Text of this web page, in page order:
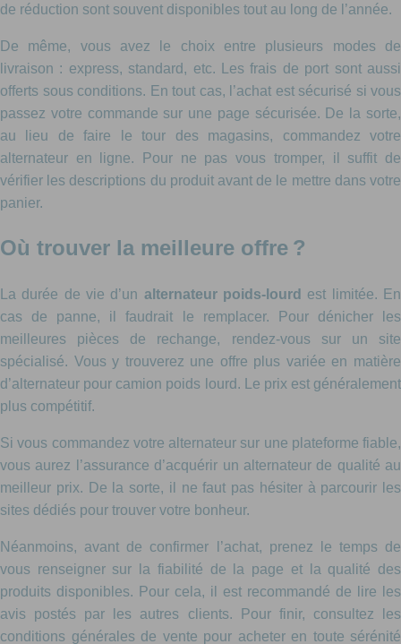
de réduction sont souvent disponibles tout au long de l’année.
De même, vous avez le choix entre plusieurs modes de
livraison : express, standard, etc. Les frais de port sont aussi
offerts sous conditions. En tout cas, l’achat est sécurisé si vous
passez votre commande sur une page sécurisée. De la sorte,
au lieu de faire le tour des magasins, commandez votre
alternateur en ligne. Pour ne pas vous tromper, il suffit de
vérifier les descriptions du produit avant de le mettre dans votre
panier.
Où trouver la meilleure offre ?
La durée de vie d’un alternateur poids-lourd
est limitée. En
cas de panne, il faudrait le remplacer. Pour dénicher les
meilleures pièces de rechange, rendez-vous sur un site
spécialisé. Vous y trouverez une offre plus variée en matière
d’alternateur pour camion poids lourd. Le prix est généralement
plus compétitif.
Si vous commandez votre alternateur sur une plateforme fiable,
vous aurez l’assurance d’acquérir un alternateur de qualité au
meilleur prix. De la sorte, il ne faut pas hésiter à parcourir les
sites dédiés pour trouver votre bonheur.
Néanmoins, avant de confirmer l’achat, prenez le temps de
vous renseigner sur la fiabilité de la page et la qualité des
produits disponibles. Pour cela, il est recommandé de lire les
avis postés par les autres clients. Pour finir, consultez les
conditions générales de vente pour acheter en toute sérénité